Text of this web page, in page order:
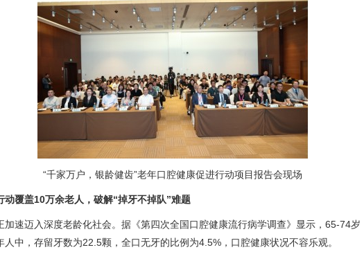
“千家万户，银龄健齿”老年口腔健康促进行动项目报告会现场
动覆盖10万余老人，破解“掉牙不掉队”难题
加速迈入深度老龄化社会。据《第四次全国口腔健康流行病学调查》显示，65-74岁
人中，存留牙数为22.5颗，全口无牙的比例为4.5%，口腔健康状况不容乐观。